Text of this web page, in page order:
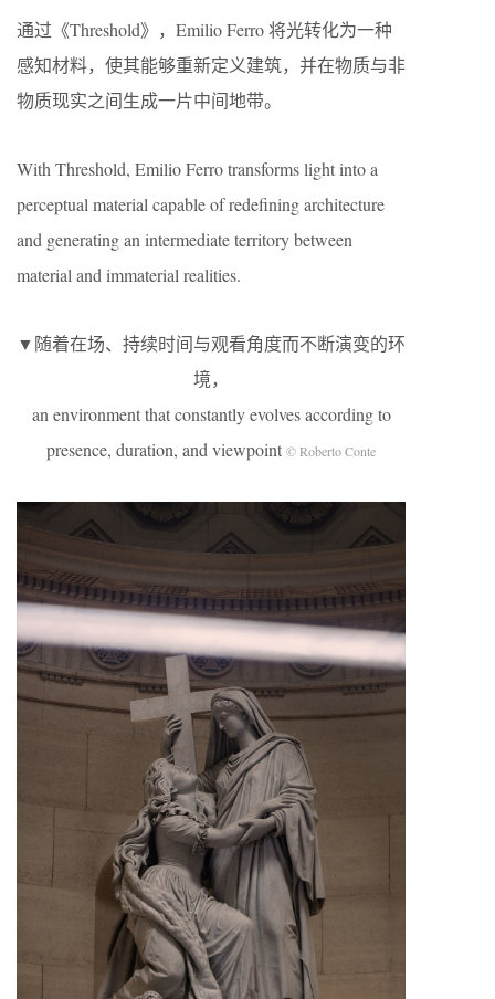
通过《Threshold》，Emilio Ferro 将光转化为一种
感知材料，使其能够重新定义建筑，并在物质与非
物质现实之间生成一片中间地带。
With Threshold, Emilio Ferro transforms light into a
perceptual material capable of redefining architecture
and generating an intermediate territory between
material and immaterial realities.
▼随着在场、持续时间与观看角度而不断演变的环
境，
an environment that constantly evolves according to
presence, duration, and viewpoint © Roberto Conte